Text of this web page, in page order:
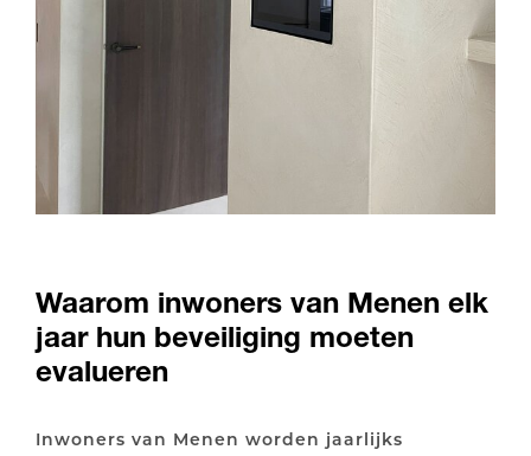
Waarom inwoners van Menen elk
jaar hun beveiliging moeten
evalueren
Inwoners van Menen worden jaarlijks